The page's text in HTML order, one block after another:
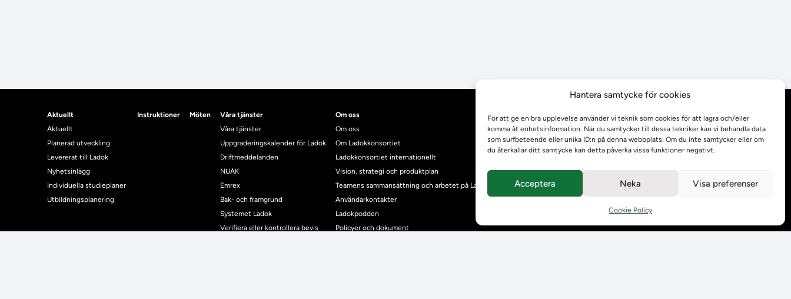
Hantera samtycke för cookies
För att ge en bra upplevelse använder vi teknik som cookies för att lagra och/eller
komma åt enhetsinformation. När du samtycker till dessa tekniker kan vi behandla data
som surfbeteende eller unika ID:n på denna webbplats. Om du inte samtycker eller om
du återkallar ditt samtycke kan detta påverka vissa funktioner negativt.
Acceptera Neka Visa preferenser
Cookie Policy
Aktuellt
Aktuellt
Planerad utveckling
Levererat till Ladok
Nyhetsinlägg
Individuella studieplaner
Utbildningsplanering
Instruktioner Möten
Våra tjänster
Våra tjänster
Uppgraderingskalender för Ladok
Driftmeddelanden
NUAK
Emrex
Bak- och framgrund
Systemet Ladok
Verifiera eller kontrollera bevis
Om oss
Om oss
Om Ladokkonsortiet
Ladokkonsortiet internationellt
Vision, strategi och produktplan
Teamens sammansättning och arbetet på Ladokkonsortiet
Användarkontakter
Ladokpodden
Policyer och dokument
Behandling av
personuppgifter
Prenumerera på våra